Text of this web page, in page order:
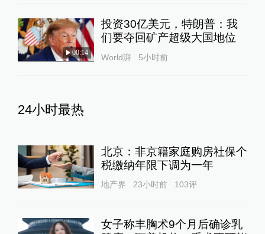
00:14
投资30亿美元，特朗普：我
们要夺回矿产超级大国地位
World湃 5小时前
24小时最热
北京：非京籍家庭购房社保个
税缴纳年限下调为一年
地产界 23小时前 103评
女子称丰胸术9个月后确诊乳